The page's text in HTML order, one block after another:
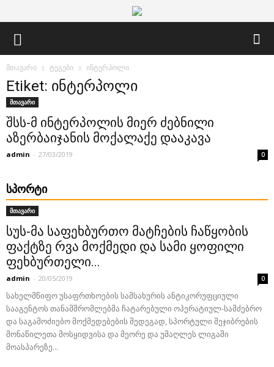
მთავარი ტეგები ინტერპოლი
Etiket: ინტერპოლი
მთავარი
შსს-მ ინტერპოლის მიერ ძებნილი
აზერბაიჯანის მოქალაქე დააკავა
admin - 27/03/2019 0
ᲡᲞᲝᲠᲢᲘ
მთავარი
სუს-მა საფეხბურთო მატჩების ჩაწყობის
ფაქტზე რვა მოქმედი და სამი ყოფილი
ფეხბურთელი...
admin - 20/05/2019 0
სახელმწიფო უსაფრთხოების სამსახურის ანტიკორუფციული
სააგენტოს თანამშრომლებმა ჩატარებული ოპერატიულ-სამძებრო
და საგამოძიებო მოქმედებების შედეგად, სპორტული შეჯიბრების
მონაწილეთა მოსყიდვისა და მეორე და უმაღლეს ლიგაში
მოასპარეზე...